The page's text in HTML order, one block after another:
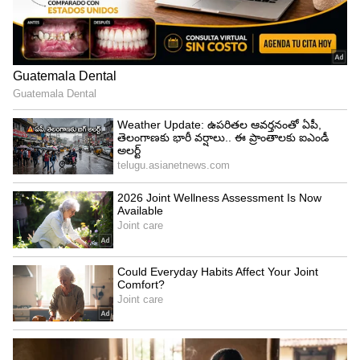
కోవిడ్-19
కోవిడ్ నుంచి కోలుకున్నా.. దీని లక్షణాలు మాత్రం కొందరిలో
చాలా కాలం వరకు ఉంటాయి. వీటివల్ల గుండె, ఊపిరితిత్తుల
సమస్యలు వస్తాయి. ఈ సమస్యలను ఫేస్ చేస్తున్నవారిలో
కూడా కండ్లు ఎర్రబడతాయని నిపుణులు చెబుతున్నారు.
కరోనా వైరస్ కండ్ల నుంచి శరీరంలోకి ప్రవేశించిన వారిలో
కండ్లు ఎర్రబడతాయట. కరోనా వచ్చి తగ్గిపోయినా కండ్లు
ఎర్రబడితే ఖచ్చితంగా వైద్యులను సంప్రదించాలని
నిపుణులు సూచిస్తున్నారు.